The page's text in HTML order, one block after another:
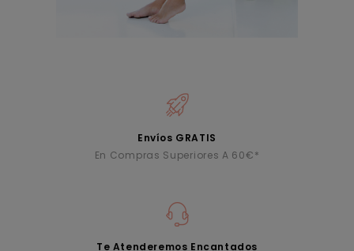
Envíos GRATIS
En Compras Superiores A 60€*
Te Atenderemos Encantados